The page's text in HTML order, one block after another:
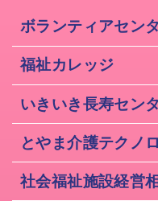
ボランティアセン
福祉カレッジ
いきいき長寿セン
とやま介護テクノ
社会福祉施設経営